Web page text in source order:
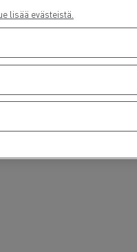
kuorma-autot
lisää evästeistä.